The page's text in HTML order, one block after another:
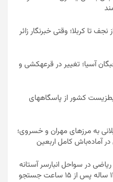
تا کربلا؛ وقتی خبرنگار زائر
آسیا؛ تغییر در قرعهکشی و
کشور از پاسگاههای
از ۶۵۰۰ زائر گیلانی به مرزهای مهران و خسروی؛
آماده‌باش کامل اربعین
در سواحل انبارسر آستانه
اشرفیه؛ پیکر دانش‌آموز ۱۲ ساله پس از ۱۵ ساعت جستجو